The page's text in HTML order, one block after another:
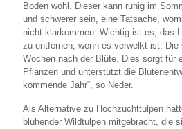
Boden wohl. Dieser kann ruhig im
und schwerer sein, eine Tatsache,
nicht klarkommen. Wichtig ist es, das
zu entfernen, wenn es verwelkt ist. Die
Wochen nach der Blüte. Dies sorgt für
Pflanzen und unterstützt die
kommende Jahr“, so Neder.
Als Alternative zu Hochzuchttulpen
blühender Wildtulpen mitgebracht, die